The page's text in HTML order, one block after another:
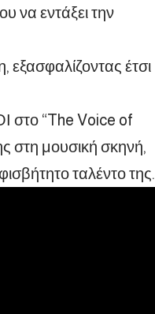
να εντάξει την
έτσι
στο “The Voice of
στη μουσική σκηνή,
ταλέντο της.